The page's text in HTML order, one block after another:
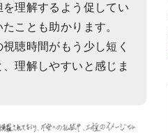
を理解するよう促してい
たことも助かります。
視聴時間がもう少し短く
、理解しやすいと感じま